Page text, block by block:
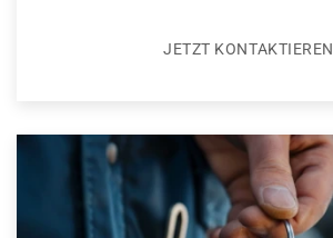
JETZT KONTAKTIEREN